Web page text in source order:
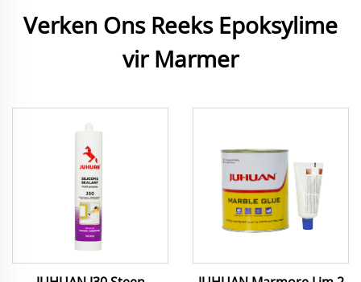
Verken Ons Reeks Epoksylime
vir Marmer